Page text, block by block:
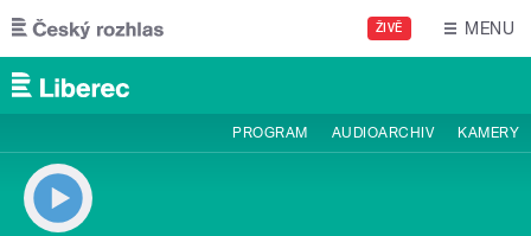
Přejít k hlavnímu obsahu
ŽIVĚ MENU
PROGRAM AUDIOARCHIV KAMERY